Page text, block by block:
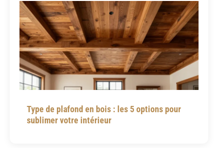
Type de plafond en bois : les 5 options pour
sublimer votre intérieur